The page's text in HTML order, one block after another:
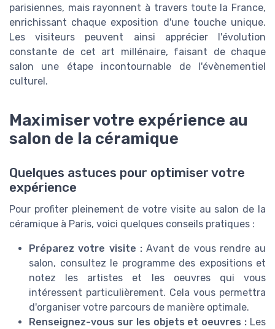
parisiennes, mais rayonnent à travers toute la France,
enrichissant chaque exposition d'une touche unique.
Les visiteurs peuvent ainsi apprécier l'évolution
constante de cet art millénaire, faisant de chaque
salon une étape incontournable de l'évènementiel
culturel.
Maximiser votre expérience au
salon de la céramique
Quelques astuces pour optimiser votre
expérience
Pour profiter pleinement de votre visite au salon de la
céramique à Paris, voici quelques conseils pratiques :
Préparez votre visite :Avant de vous rendre au
salon, consultez le programme des expositions et
notez les artistes et les oeuvres qui vous
intéressent particulièrement. Cela vous permettra
d'organiser votre parcours de manière optimale.
Renseignez-vous sur les objets et oeuvres : Les